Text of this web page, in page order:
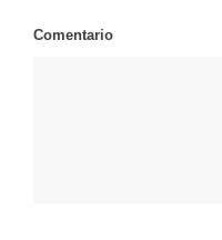
Comentario